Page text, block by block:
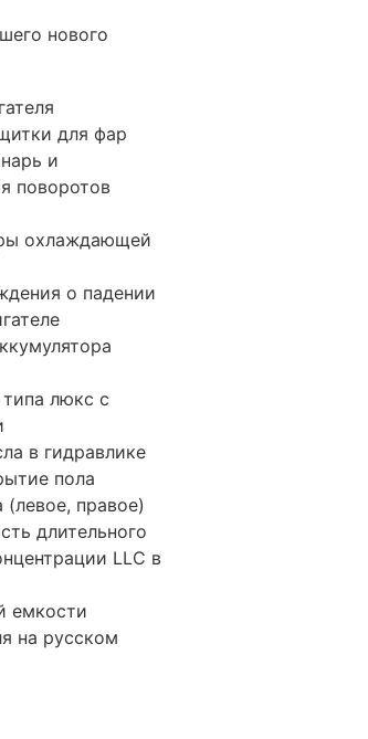
нового
для фар
и
поворотов
охлаждающей
о падении
люкс с
в гидравлике
пола
(левое, правое)
длительного
LLC в
емкости
на русском